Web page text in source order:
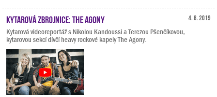
4. 8. 2019
Kytarová zbrojnice: The Agony
Kytarová videoreportáž s Nikolou Kandoussi a Terezou Pšenčíkovou,
kytarovou sekcí dívčí heavy rockové kapely The Agony.